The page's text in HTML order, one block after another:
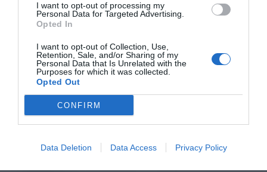
I want to opt-out of processing my
Personal Data for Targeted Advertising.
Opted In
I want to opt-out of Collection, Use,
Retention, Sale, and/or Sharing of my
Personal Data that Is Unrelated with the
Purposes for which it was collected.
Opted Out
CONFIRM
Data Deletion Data Access Privacy Policy